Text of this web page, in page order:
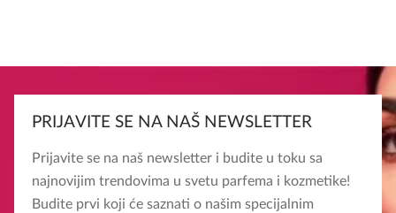
PRIJAVITE SE NA NAŠ NEWSLETTER
Prijavite se na naš newsletter i budite u toku sa
najnovijim trendovima u svetu parfema i kozmetike!
Budite prvi koji će saznati o našim specijalnim